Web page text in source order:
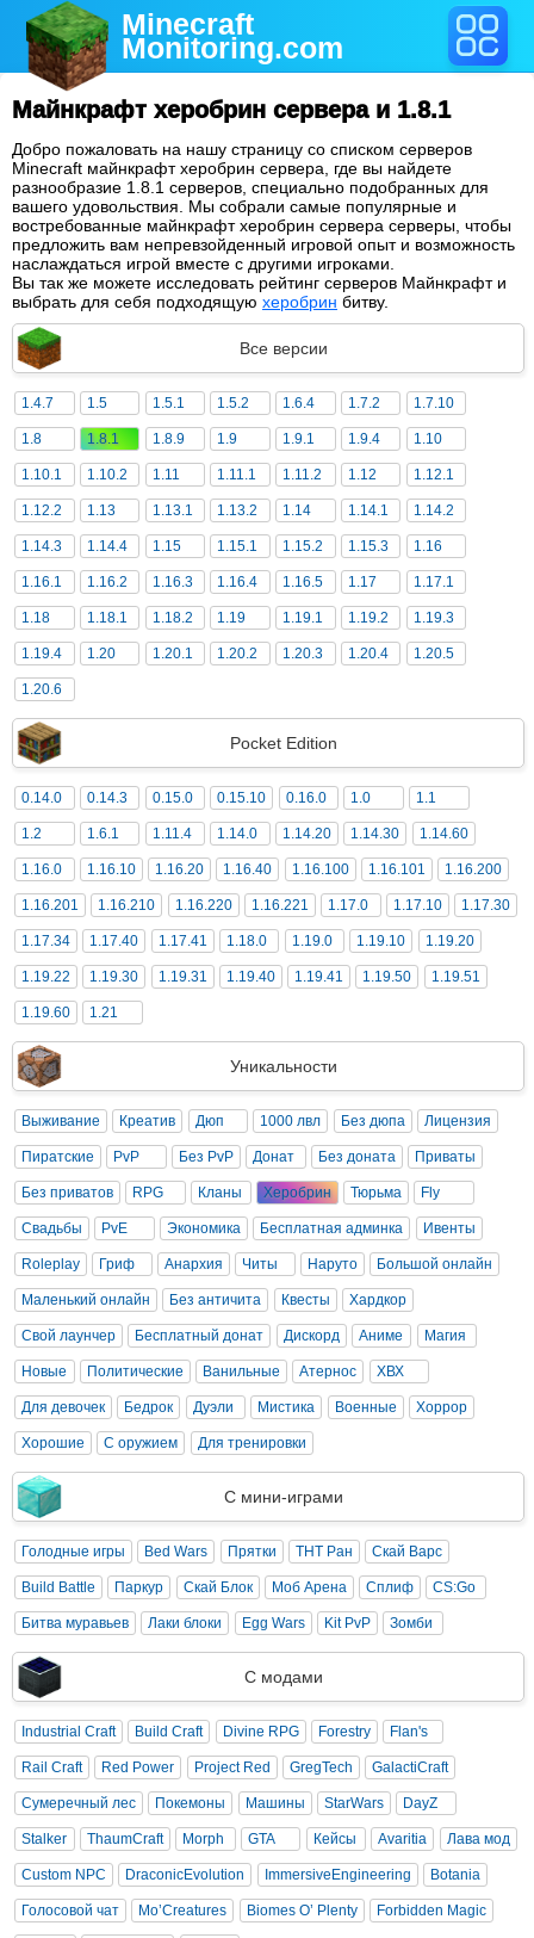
Minecraft
Monitoring.com
Майнкрафт херобрин сервера и 1.8.1
Добро пожаловать на нашу страницу со списком серверов
Minecraft майнкрафт херобрин сервера, где вы найдете
разнообразие 1.8.1 серверов, специально подобранных для
вашего удовольствия. Мы собрали самые популярные и
востребованные майнкрафт херобрин сервера серверы, чтобы
предложить вам непревзойденный игровой опыт и возможность
наслаждаться игрой вместе с другими игроками.
Вы так же можете исследовать рейтинг серверов Майнкрафт и
выбрать для себя подходящую херобрин битву.
Все версии
1.4.7 1.5 1.5.1 1.5.2 1.6.4 1.7.2 1.7.10
1.8 1.8.1 1.8.9 1.9 1.9.1 1.9.4 1.10
1.10.1 1.10.2 1.11 1.11.1 1.11.2 1.12 1.12.1
1.12.2 1.13 1.13.1 1.13.2 1.14 1.14.1 1.14.2
1.14.3 1.14.4 1.15 1.15.1 1.15.2 1.15.3 1.16
1.16.1 1.16.2 1.16.3 1.16.4 1.16.5 1.17 1.17.1
1.18 1.18.1 1.18.2 1.19 1.19.1 1.19.2 1.19.3
1.19.4 1.20 1.20.1 1.20.2 1.20.3 1.20.4 1.20.5
1.20.6
Pocket Edition
0.14.0 0.14.3 0.15.0 0.15.10 0.16.0 1.0 1.1
1.2 1.6.1 1.11.4 1.14.0 1.14.20 1.14.30 1.14.60
1.16.0 1.16.10 1.16.20 1.16.40 1.16.100 1.16.101 1.16.200
1.16.201 1.16.210 1.16.220 1.16.221 1.17.0 1.17.10 1.17.30
1.17.34 1.17.40 1.17.41 1.18.0 1.19.0 1.19.10 1.19.20
1.19.22 1.19.30 1.19.31 1.19.40 1.19.41 1.19.50 1.19.51
1.19.60 1.21
Уникальности
Выживание Креатив Дюп 1000 лвл Без дюпа Лицензия
Пиратские PvP Без PvP Донат Без доната Приваты
Без приватов RPG Кланы Херобрин Тюрьма Fly
Свадьбы PvE Экономика Бесплатная админка Ивенты
Roleplay Гриф Анархия Читы Наруто Большой онлайн
Маленький онлайн Без античита Квесты Хардкор
Свой лаунчер Бесплатный донат Дискорд Аниме Магия
Новые Политические Ванильные Атернос ХВХ
Для девочек Бедрок Дуэли Мистика Военные Хоррор
Хорошие С оружием Для тренировки
С мини-играми
Голодные игры Bed Wars Прятки ТНТ Ран Скай Варс
Build Battle Паркур Скай Блок Моб Арена Сплиф CS:Go
Битва муравьев Лаки блоки Egg Wars Kit PvP Зомби
С модами
Industrial Craft Build Craft Divine RPG Forestry Flan's
Rail Craft Red Power Project Red GregTech GalactiCraft
Сумеречный лес Покемоны Машины StarWars DayZ
Stalker ThaumCraft Morph GTA Кейсы Avaritia Лава мод
Custom NPC DraconicEvolution ImmersiveEngineering Botania
Голосовой чат Mo’Creatures Biomes O’ Plenty Forbidden Magic